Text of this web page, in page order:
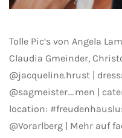
Tolle Pic‘s von Angela
Claudia Gmeinder,
@jacqueline.hrust |
@sagmeister_men |
location:
@Vorarlberg | Mehr auf